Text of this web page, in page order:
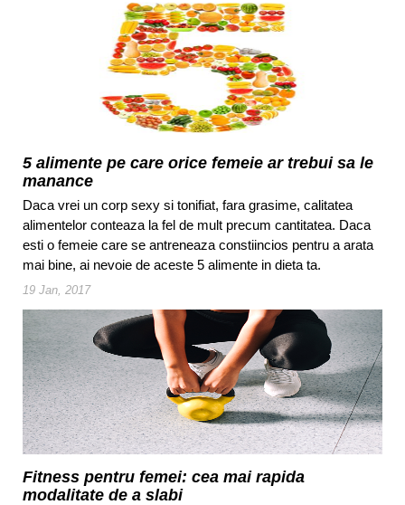
5 alimente pe care orice femeie ar trebui sa le
manance
Daca vrei un corp sexy si tonifiat, fara grasime, calitatea
alimentelor conteaza la fel de mult precum cantitatea. Daca
esti o femeie care se antreneaza constiincios pentru a arata
mai bine, ai nevoie de aceste 5 alimente in dieta ta.
19 Jan, 2017
Fitness pentru femei: cea mai rapida
modalitate de a slabi